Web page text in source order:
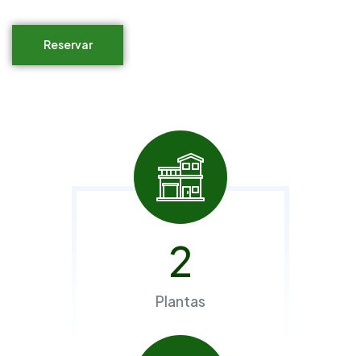
Reservar
2
Plantas